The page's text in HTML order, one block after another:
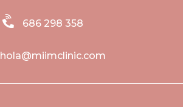
686 298 358
hola@miimclinic.com